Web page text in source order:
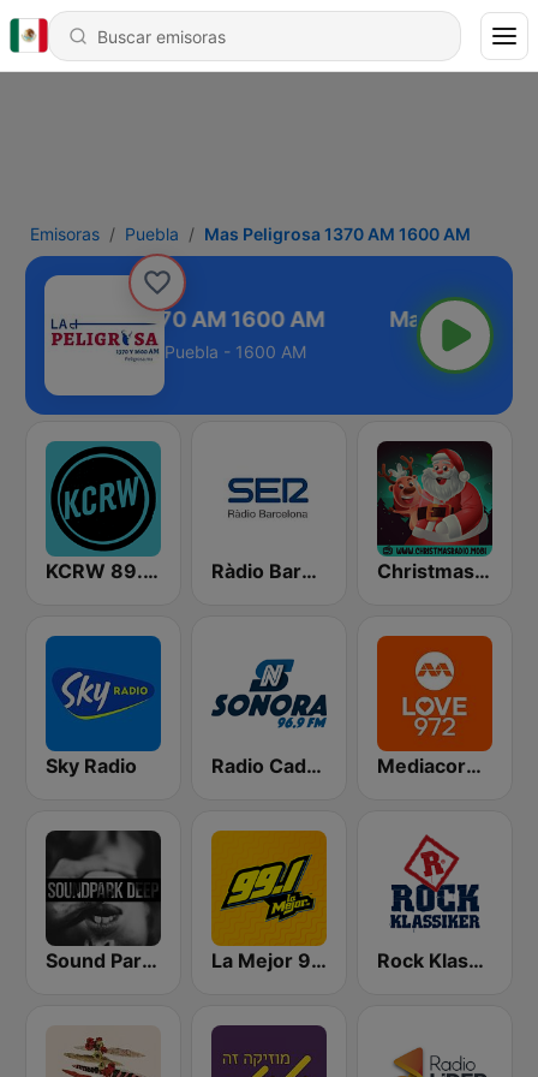
Emisoras Puebla Mas Peligrosa 1370 AM 1600 AM
Peligrosa 1370 AM 1600 AM
Puebla - 1600 AM
KCRW 89.9 FM Ràdio Barcelona SER Christmas Radio
Sky Radio Radio Cadena Sonora Mediacorp LOVE 972
Sound Park #DEEP La Mejor 99.1 Rock Klassiker